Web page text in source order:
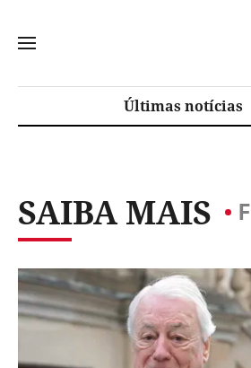
Últimas notícias
SAIBA MAIS